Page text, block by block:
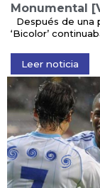
Monumental
Después de una
‘Bicolor’
Leer noticia